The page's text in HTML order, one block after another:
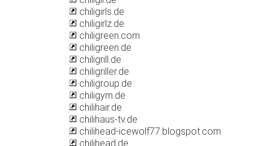
chiligirls.de
chiligirlz.de
chiligreen.com
chiligreen.de
chiligrill.de
chiligriller.de
chiligroup.de
chiligym.de
chilihair.de
chilihaus-tv.de
chilihead-icewolf77.blogspot.com
chilihead.de